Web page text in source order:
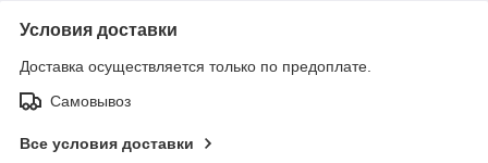
Условия доставки
Доставка осуществляется только по предоплате.
Самовывоз
Все условия доставки